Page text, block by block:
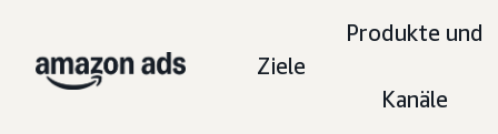
Ziele
Produkte und
Kanäle